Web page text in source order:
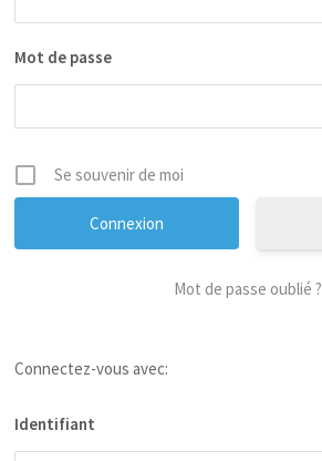
Mot de passe
Se souvenir de moi
Mot de passe oublié ?
Connectez-vous avec:
Identifiant